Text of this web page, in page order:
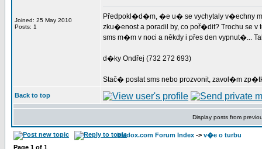
Joined: 25 May 2010
Posts: 1
Předpokl�d�m, �e u� se vychytaly v�echny
zku�enost a poradil by, co poř�dit? Trochu se
sms m�m v noci a někdy i přes den vypnut�...
d�ky Ondřej (732 272 693)
Stač� poslat sms nebo prozvonit, zavol�m
Back to top
Display posts from
bladox.com Forum Index -> v�e o turbu
Page 1 of 1